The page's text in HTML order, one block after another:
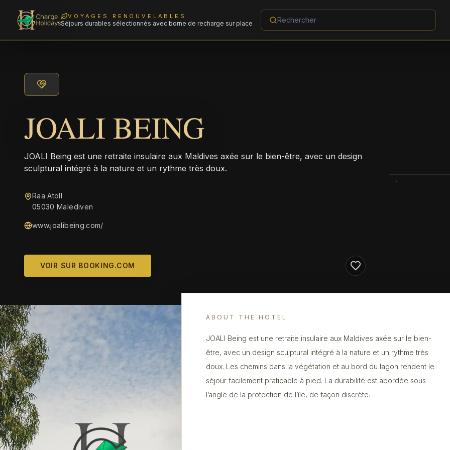
VOYAGES RENOUVELABLES
Séjours durables sélectionnés avec borne de recharge sur place
JOALI BEING
JOALI Being est une retraite insulaire aux Maldives axée sur le bien-être, avec un design
sculptural intégré à la nature et un rythme très doux.
Raa Atoll
05030 Malediven
www.joalibeing.com/
VOIR SUR BOOKING.COM
ABOUT THE HOTEL
JOALI Being est une retraite insulaire aux Maldives axée sur le bien-
être, avec un design sculptural intégré à la nature et un rythme très
doux. Les chemins dans la végétation et au bord du lagon rendent le
séjour facilement praticable à pied. La durabilité est abordée sous
l’angle de la protection de l’île, de façon discrète.